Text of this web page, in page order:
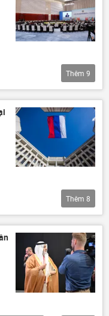
Thế giới
nhân
Thêm 9
Thêm 8